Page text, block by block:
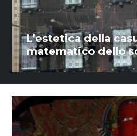
L’estetica della
matematico dello